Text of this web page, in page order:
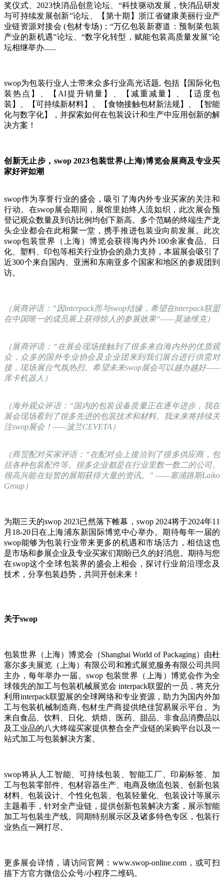
奖仪式、2023快消品创意论坛、“科技驱动发展，快消品研发
与可持续发展创新”论坛、【第十期】浙江省健康美丽行业产
业链资源对接会 (包材专场)；“万亿包装新赛道：预制菜包装
产业的新机遇”论坛、“数字化转型，赋能包装高质量发展”论
坛相继举办......
swop为包装行业人士带来众多行业高光话题, 包括【国际化包
装热点】、【AI提升销量】、【减重减量】、【适度包
装】、【可持续新材料】、【食物接触包材新法规】、【智能
化与数字化】，并探索如何在包装设计和生产中应用创新的解
决方案！
创新无止步，swop 2023包装世界(上海)博览会展商及专业买
家好评如潮
swop作为享誉行业的盛会，吸引了海内外专业买家的关注和
行动。在swop展会期间，展馆里始终人流如织，此次展会预
登记观众数量及到访比例均创下新高。多个范畴的终端生产龙
头企业都会在此相聚一堂，携手推进包装业向前发展。此次
swop包装世界（上海）博览会获得海内外100余家食品、日
化、塑料、印包等相关行业协会的鼎力支持，本届展会吸引了
近300个来自国内、亚洲和东南亚多个国家和地区的参观团到
访。
（展商评语：”因interpack而与swop结缘，希望在interpack联盟
在中国唯一的成员展上获得惊人的参展效果“——莫迪维克）
（展商评语：“在展会现场接触到了很多来自海内外的优质观
众，众多的国外专业协会及企业团来到我们展台进行供需对
接，现场展台气氛热烈。希望未来swop展会可以越办越好——
库卡机器人）
（海外观众评语：“国内的包装设备质量正在逐年进步，我在
展会现场看到了很多先进的包装技术和材料。我未来将持续关
注swop展会！——波兰CEVETA）
（商贸配对买家评语：“在配对会上接洽到了很多供应商，包
括各种包装配件等。很多企业都是在行业里数一数二的公司。
很高兴能在短暂的展期获得大量的资讯。” ——塞浦路斯Laiko
Group）
为期三天的swop 2023已然落下帷幕，swop 2024将于2024年11
月18-20日在上海浦东新国际博览中心举办。期待每年一届的
swop能够为包装行业带来更多的机遇和市场活力，相信这也
是市场和参展企业及专业买家们期盼已久的好消息。期待与您
在swop这个全球包装界的盛会上相会，探讨行业前沿理念及
技术，分享包装趋势，共同开创未来！
关于swop
包装世界（上海）博览会（Shanghai World of Packaging）由杜
塞尔多夫展览（上海）有限公司和雅式展览服务有限公司共同
主办，每年举办一届。swop 包装世界（上海）博览会作为全
球领先的加工与包装机械展览会 interpack联盟的一员，将充分
利用interpack联盟展的全球网络和专业资源，助力为国内外加
工与包装机械制造商, 包材生产商提供绝佳贸易展示平台。为
来自食品、饮料、日化、烘焙、医药、甜品、非食品消费品以
及工业品的八大终端买家提供整合全产业链的采购平台以及一
站式加工与包装解决方案。
swop将从人工智能、可持续包装、智能工厂、印刷标签、加
工与包装零部件、包材容器生产、电商及物流包装、创新包装
材料、包装设计、个性化包装、包装轻量化、包装设计等展示
主题着手，针对全产业链，提供创新包装解决方案，展示智能
加工与包装生产线。同期特别展示区及诸多特色专区，包装行
业热点一网打尽。
更多展会详情，请访问官网：www.swop-online.com，或可扫
描下方官方微信公众号/小程序二维码。